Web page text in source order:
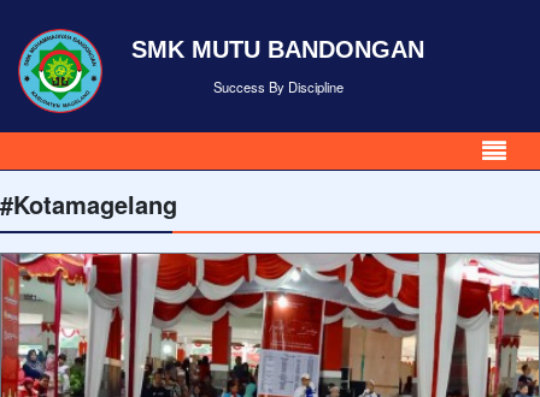
SMK MUTU BANDONGAN
Success By Discipline
#Kotamagelang